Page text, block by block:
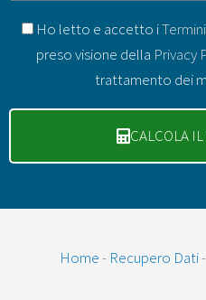
GDPRHo letto e accetto i
preso visione della Privacy
trattamento dei
CALCOLA
Home- Recupero Dati-